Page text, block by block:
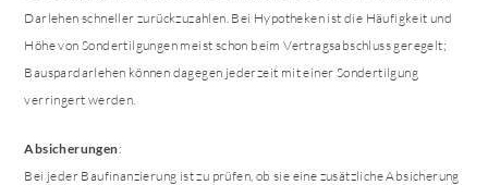
Darlehen schneller zurückzuzahlen. Bei Hypotheken ist die Häufigkeit und
Höhe von Sondertilgungen meist schon beim Vertragsabschluss geregelt;
Bauspardarlehen können dagegen jederzeit mit einer Sondertilgung
verringert werden.
Absicherungen:
Bei jeder Baufinanzierung ist zu prüfen, ob sie eine zusätzliche Absicherung